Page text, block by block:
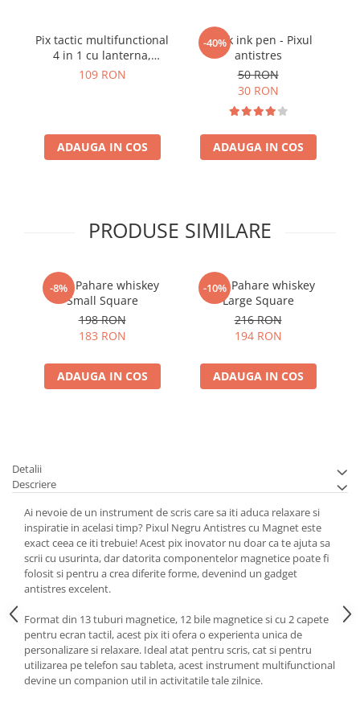
Pix tactic multifunctional
4 in 1 cu lanterna,
ToolPen 007
109 RON
ADAUGA IN COS
-40%
Think ink pen - Pixul
antistres
50 RON
30 RON
ADAUGA IN COS
PRODUSE SIMILARE
-8%
Set 6 Pahare whiskey
Small Square
198 RON
183 RON
ADAUGA IN COS
-10%
Set 6 Pahare whiskey
Large Square
216 RON
194 RON
ADAUGA IN COS
Detalii
Descriere
Ai nevoie de un instrument de scris care sa iti aduca relaxare si
inspiratie in acelasi timp? Pixul Negru Antistres cu Magnet este
exact ceea ce iti trebuie! Acest pix inovator nu doar ca te ajuta sa
scrii cu usurinta, dar datorita componentelor magnetice poate fi
folosit si pentru a crea diferite forme, devenind un gadget
antistres excelent.
Format din 13 tuburi magnetice, 12 bile magnetice si cu 2 capete
pentru ecran tactil, acest pix iti ofera o experienta unica de
personalizare si relaxare. Ideal atat pentru scris, cat si pentru
utilizarea pe telefon sau tableta, acest instrument multifunctional
devine un companion util in activitatile tale zilnice.